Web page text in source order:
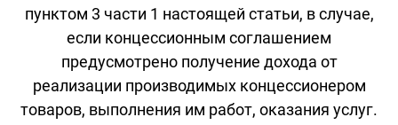
пунктом 3 части 1 настоящей статьи, в случае,
если концессионным соглашением
предусмотрено получение дохода от
реализации производимых концессионером
товаров, выполнения им работ, оказания услуг.